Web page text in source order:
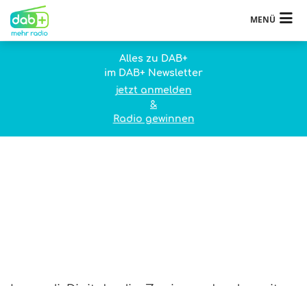
MENÜ
Alles zu DAB+
im DAB+ Newsletter
jetzt anmelden
&
Radio gewinnen